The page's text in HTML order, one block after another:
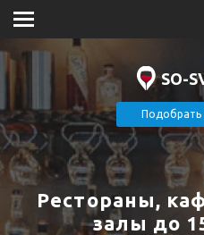
SO-
Подобрать
Рестораны,
залы до